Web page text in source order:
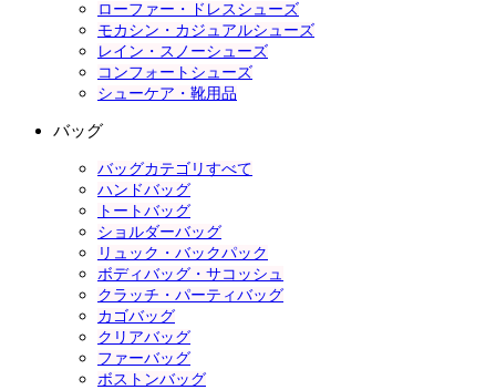
ローファー・ドレスシューズ
モカシン・カジュアルシューズ
レイン・スノーシューズ
コンフォートシューズ
シューケア・靴用品
バッグ
バッグカテゴリすべて
ハンドバッグ
トートバッグ
ショルダーバッグ
リュック・バックパック
ボディバッグ・サコッシュ
クラッチ・パーティバッグ
カゴバッグ
クリアバッグ
ファーバッグ
ボストンバッグ